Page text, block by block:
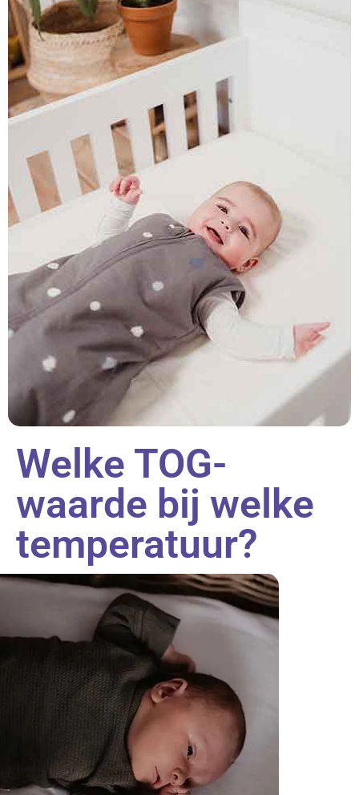
Welke TOG-
waarde bij welke
temperatuur?